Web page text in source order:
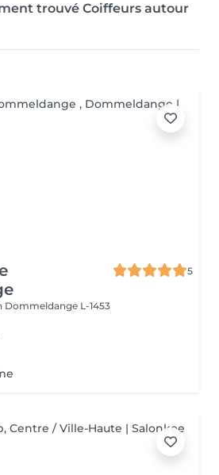
trouvé Coiffeurs autour
5
Dommeldange L-1453